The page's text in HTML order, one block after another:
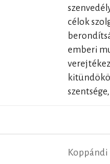
célok
emberi